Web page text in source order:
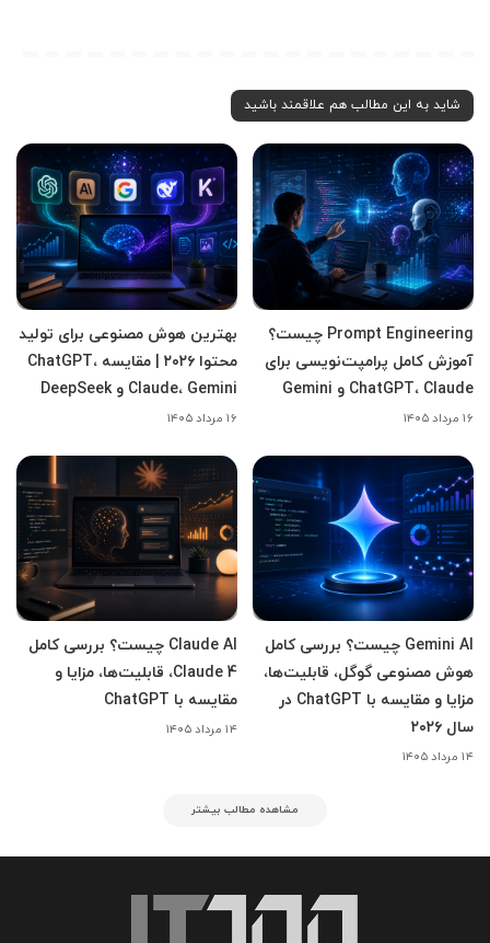
شاید به این مطالب هم علاقمند باشید
Prompt Engineering چیست؟
آموزش کامل پرامپت‌نویسی برای
ChatGPT، Claude و Gemini
۱۶ مرداد ۱۴۰۵
بهترین هوش مصنوعی برای تولید
محتوا ۲۰۲۶ | مقایسه ChatGPT،
Claude، Gemini و DeepSeek
۱۶ مرداد ۱۴۰۵
Gemini AI چیست؟ بررسی کامل
هوش مصنوعی گوگل، قابلیت‌ها،
مزایا و مقایسه با ChatGPT در
سال ۲۰۲۶
۱۴ مرداد ۱۴۰۵
Claude AI چیست؟ بررسی کامل
Claude 4، قابلیت‌ها، مزایا و
مقایسه با ChatGPT
۱۴ مرداد ۱۴۰۵
مشاهده مطالب بیشتر